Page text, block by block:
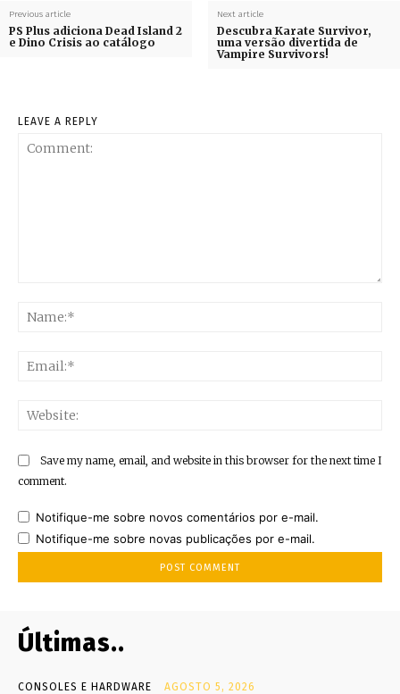
Previous article
PS Plus adiciona Dead Island 2
e Dino Crisis ao catálogo
Next article
Descubra Karate Survivor,
uma versão divertida de
Vampire Survivors!
LEAVE A REPLY
Save my name, email, and website in this browser for the next time I
comment.
Notifique-me sobre novos comentários por e-mail.
Notifique-me sobre novas publicações por e-mail.
Últimas..
CONSOLES E HARDWARE AGOSTO 5, 2026